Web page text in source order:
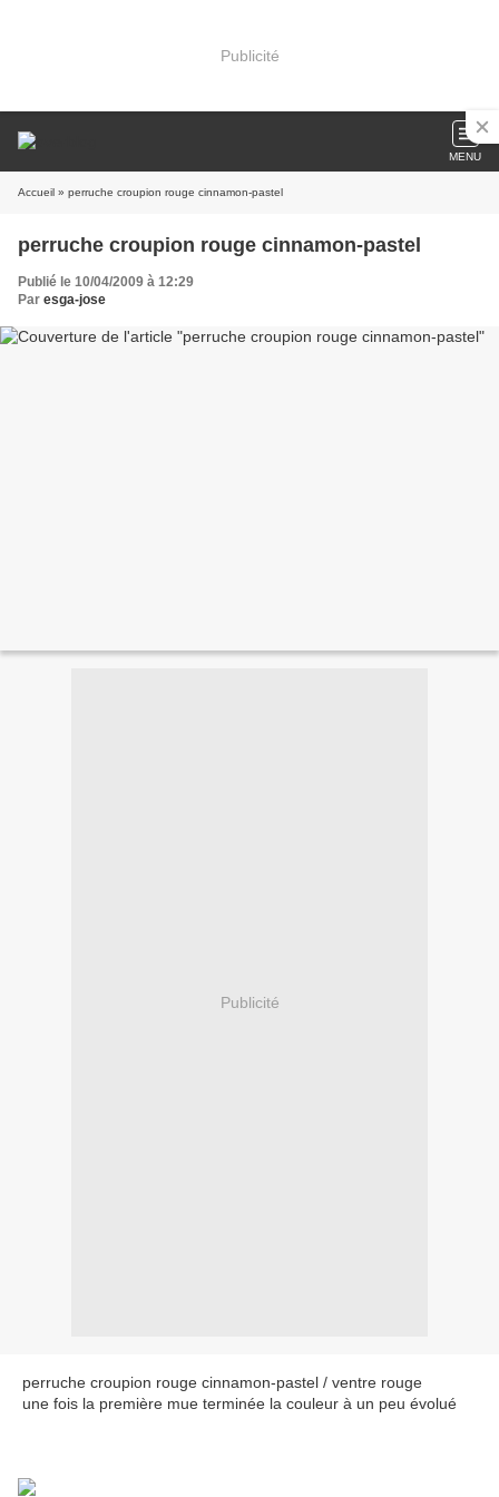
Publicité
MENU
Accueil » perruche croupion rouge cinnamon-pastel
perruche croupion rouge cinnamon-pastel
Publié le 10/04/2009 à 12:29
Par esga-jose
Publicité
perruche croupion rouge cinnamon-pastel / ventre rouge
une fois la première mue terminée la couleur à un peu évolué